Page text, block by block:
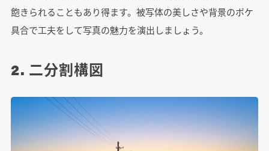
飽きられることもあり得ます。被写体の美しさや背景のボケ
具合で工夫をして写真の魅力を演出しましょう。
2. 二分割構図